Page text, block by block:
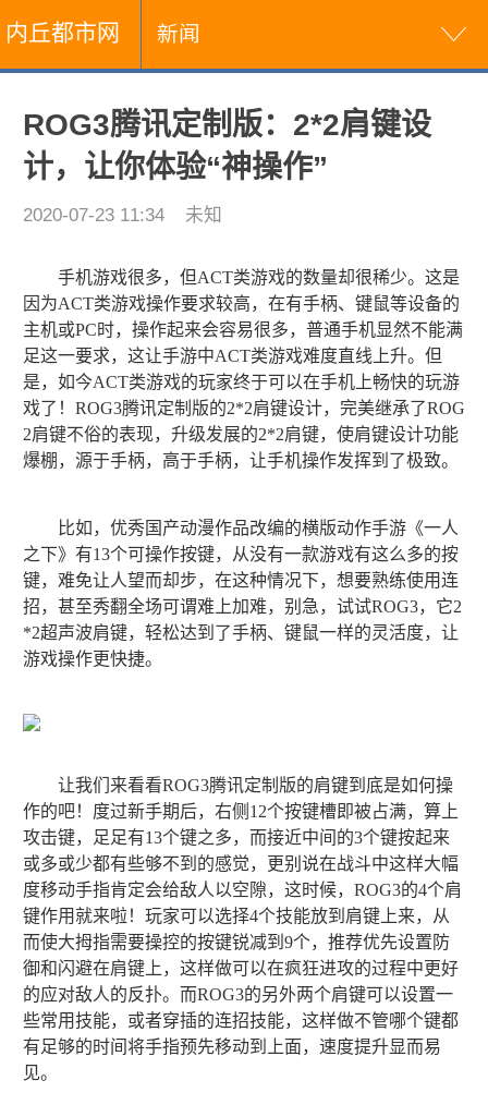
内丘都市网 新闻
ROG3腾讯定制版：2*2肩键设
计，让你体验“神操作”
2020-07-23 11:34 未知
手机游戏很多，但ACT类游戏的数量却很稀少。这是
因为ACT类游戏操作要求较高，在有手柄、键鼠等设备的
主机或PC时，操作起来会容易很多，普通手机显然不能满
足这一要求，这让手游中ACT类游戏难度直线上升。但
是，如今ACT类游戏的玩家终于可以在手机上畅快的玩游
戏了！ROG3腾讯定制版的2*2肩键设计，完美继承了ROG
2肩键不俗的表现，升级发展的2*2肩键，使肩键设计功能
爆棚，源于手柄，高于手柄，让手机操作发挥到了极致。
比如，优秀国产动漫作品改编的横版动作手游《一人
之下》有13个可操作按键，从没有一款游戏有这么多的按
键，难免让人望而却步，在这种情况下，想要熟练使用连
招，甚至秀翻全场可谓难上加难，别急，试试ROG3，它2
*2超声波肩键，轻松达到了手柄、键鼠一样的灵活度，让
游戏操作更快捷。
让我们来看看ROG3腾讯定制版的肩键到底是如何操
作的吧！度过新手期后，右侧12个按键槽即被占满，算上
攻击键，足足有13个键之多，而接近中间的3个键按起来
或多或少都有些够不到的感觉，更别说在战斗中这样大幅
度移动手指肯定会给敌人以空隙，这时候，ROG3的4个肩
键作用就来啦！玩家可以选择4个技能放到肩键上来，从
而使大拇指需要操控的按键锐减到9个，推荐优先设置防
御和闪避在肩键上，这样做可以在疯狂进攻的过程中更好
的应对敌人的反扑。而ROG3的另外两个肩键可以设置一
些常用技能，或者穿插的连招技能，这样做不管哪个键都
有足够的时间将手指预先移动到上面，速度提升显而易
见。